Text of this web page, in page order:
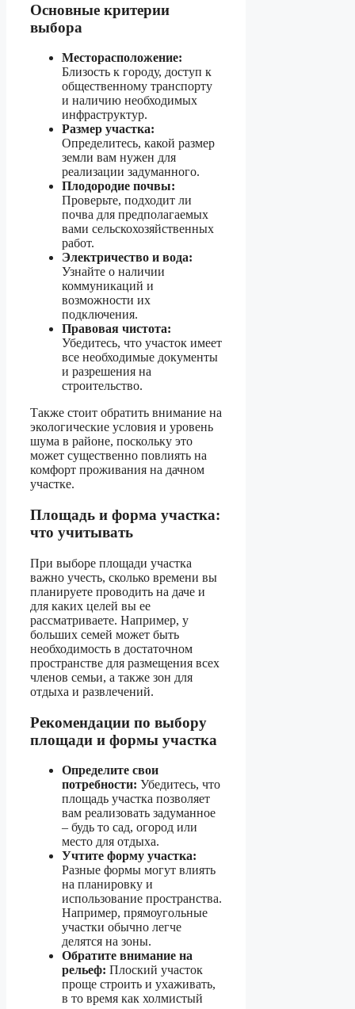
Основные критерии
выбора
Месторасположение:
Близость к городу, доступ к
общественному транспорту
и наличию необходимых
инфраструктур.
Размер участка:
Определитесь, какой размер
земли вам нужен для
реализации задуманного.
Плодородие почвы:
Проверьте, подходит ли
почва для предполагаемых
вами сельскохозяйственных
работ.
Электричество и вода:
Узнайте о наличии
коммуникаций и
возможности их
подключения.
Правовая чистота:
Убедитесь, что участок имеет
все необходимые документы
и разрешения на
строительство.
Также стоит обратить внимание на
экологические условия и уровень
шума в районе, поскольку это
может существенно повлиять на
комфорт проживания на дачном
участке.
Площадь и форма участка:
что учитывать
При выборе площади участка
важно учесть, сколько времени вы
планируете проводить на даче и
для каких целей вы ее
рассматриваете. Например, у
больших семей может быть
необходимость в достаточном
пространстве для размещения всех
членов семьи, а также зон для
отдыха и развлечений.
Рекомендации по выбору
площади и формы участка
Определите свои
потребности: Убедитесь, что
площадь участка позволяет
вам реализовать задуманное
– будь то сад, огород или
место для отдыха.
Учтите форму участка:
Разные формы могут влиять
на планировку и
использование пространства.
Например, прямоугольные
участки обычно легче
делятся на зоны.
Обратите внимание на
рельеф: Плоский участок
проще строить и ухаживать,
в то время как холмистый